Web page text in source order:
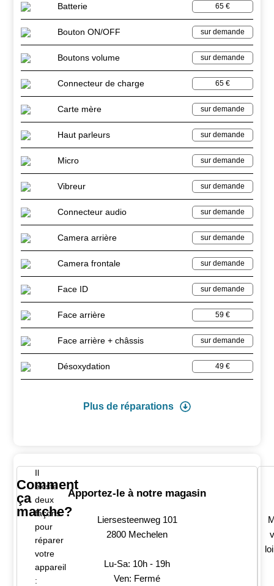
Batterie 65 €
Bouton ON/OFF sur demande
Boutons volume sur demande
Connecteur de charge 65 €
Carte mère sur demande
Haut parleurs sur demande
Micro sur demande
Vibreur sur demande
Connecteur audio sur demande
Camera arrière sur demande
Camera frontale sur demande
Face ID sur demande
Face arrière 59 €
Face arrière + châssis sur demande
Désoxydation 49 €
Plus de réparations
Comment
ça
marche?
Il
existe
deux
façons
pour
réparer
votre
appareil
:
Apportez-le à notre magasin
Liersesteenweg 101
2800 Mechelen
Lu-Sa: 10h - 19h
Ven: Fermé